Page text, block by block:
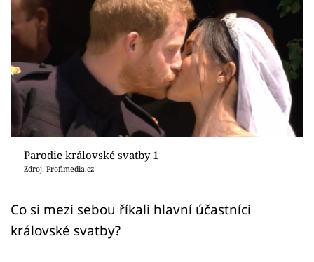
Sex a vztahy
Videa
Sledujte prima+
Přihlášení
Parodie královské svatby 1
Zdroj: Profimedia.cz
Co si mezi sebou říkali hlavní účastníci
královské svatby?